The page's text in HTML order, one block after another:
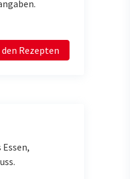
den Rezepten